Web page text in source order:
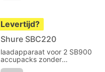
Levertijd?
Shure SBC220
laadapparaat voor 2 SB900
accupacks zonder
netvoeding